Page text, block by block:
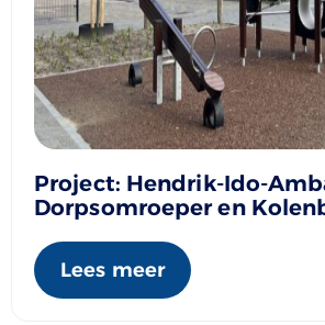
Project: Hendrik-Ido-
Dorpsomroeper en
Lees meer